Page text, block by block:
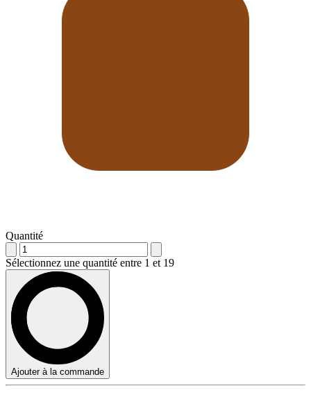
Quantité
Sélectionnez une quantité entre 1 et 19
Ajouter à la commande